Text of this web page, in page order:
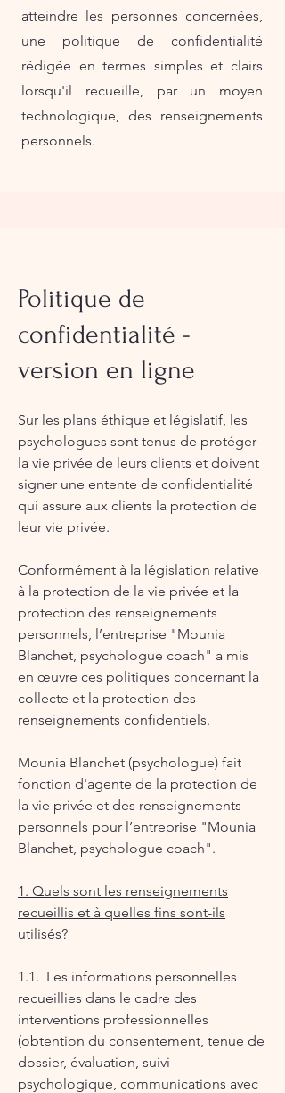
atteindre les personnes concernées,
une politique de confidentialité
rédigée en termes simples et clairs
lorsqu'il recueille, par un moyen
technologique, des renseignements
personnels.
​Politique de
confidentialité -
version en ligne
Sur les plans éthique et législatif, les
psychologues sont tenus de protéger
la vie privée de leurs clients et doivent
signer une entente de confidentialité
qui assure aux clients la protection de
leur vie privée.
Conformément à la législation relative
à la protection de la vie privée et la
protection des renseignements
personnels, l’entreprise "Mounia
Blanchet, psychologue coach" a mis
en œuvre ces politiques concernant la
collecte et la protection des
renseignements confidentiels.
Mounia Blanchet (psychologue) fait
fonction d'agente de la protection de
la vie privée et des renseignements
personnels pour l’entreprise "Mounia
Blanchet, psychologue coach".
1. Quels sont les renseignements
recueillis et à quelles fins sont-ils
utilisés?
1.1. Les informations personnelles
recueillies dans le cadre des
interventions professionnelles
(obtention du consentement, tenue de
dossier, évaluation, suivi
psychologique, communications avec